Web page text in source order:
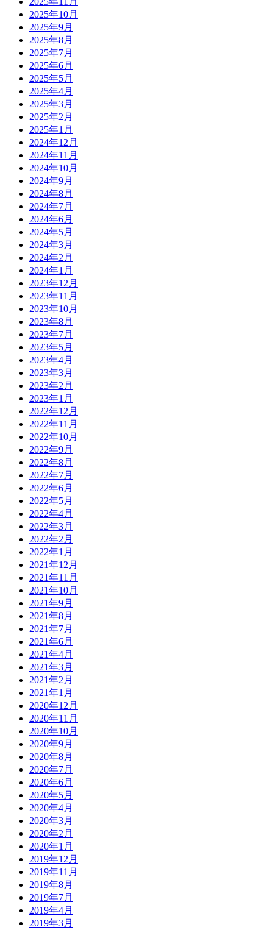
2025年10月
2025年9月
2025年8月
2025年7月
2025年6月
2025年5月
2025年4月
2025年3月
2025年2月
2025年1月
2024年12月
2024年11月
2024年10月
2024年9月
2024年8月
2024年7月
2024年6月
2024年5月
2024年3月
2024年2月
2024年1月
2023年12月
2023年11月
2023年10月
2023年8月
2023年7月
2023年5月
2023年4月
2023年3月
2023年2月
2023年1月
2022年12月
2022年11月
2022年10月
2022年9月
2022年8月
2022年7月
2022年6月
2022年5月
2022年4月
2022年3月
2022年2月
2022年1月
2021年12月
2021年11月
2021年10月
2021年9月
2021年8月
2021年7月
2021年6月
2021年4月
2021年3月
2021年2月
2021年1月
2020年12月
2020年11月
2020年10月
2020年9月
2020年8月
2020年7月
2020年6月
2020年5月
2020年4月
2020年3月
2020年2月
2020年1月
2019年12月
2019年11月
2019年8月
2019年7月
2019年4月
2019年3月